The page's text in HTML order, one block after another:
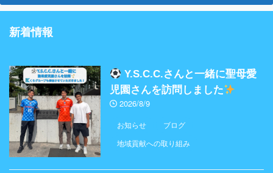
新着情報
Y.S.C.C.さんと一緒に聖母愛
児園さんを訪問しました
2026/8/9
お知らせ
ブログ
地域貢献への取り組み